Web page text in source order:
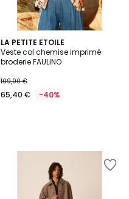
LA PETITE ETOILE
Veste col chemise imprimé
broderie FAULINO
109,00 €
65,40 € -40%